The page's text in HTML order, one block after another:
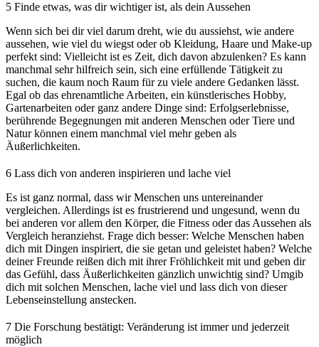
5 Finde etwas, was dir wichtiger ist, als dein Aussehen
Wenn sich bei dir viel darum dreht, wie du aussiehst, wie andere
aussehen, wie viel du wiegst oder ob Kleidung, Haare und Make-up
perfekt sind: Vielleicht ist es Zeit, dich davon abzulenken? Es kann
manchmal sehr hilfreich sein, sich eine erfüllende Tätigkeit zu
suchen, die kaum noch Raum für zu viele andere Gedanken lässt.
Egal ob das ehrenamtliche Arbeiten, ein künstlerisches Hobby,
Gartenarbeiten oder ganz andere Dinge sind: Erfolgserlebnisse,
berührende Begegnungen mit anderen Menschen oder Tiere und
Natur können einem manchmal viel mehr geben als
Äußerlichkeiten.
6 Lass dich von anderen inspirieren und lache viel
Es ist ganz normal, dass wir Menschen uns untereinander
vergleichen. Allerdings ist es frustrierend und ungesund, wenn du
bei anderen vor allem den Körper, die Fitness oder das Aussehen als
Vergleich heranziehst. Frage dich besser: Welche Menschen haben
dich mit Dingen inspiriert, die sie getan und geleistet haben? Welche
deiner Freunde reißen dich mit ihrer Fröhlichkeit mit und geben dir
das Gefühl, dass Äußerlichkeiten gänzlich unwichtig sind? Umgib
dich mit solchen Menschen, lache viel und lass dich von dieser
Lebenseinstellung anstecken.
7 Die Forschung bestätigt: Veränderung ist immer und jederzeit
möglich